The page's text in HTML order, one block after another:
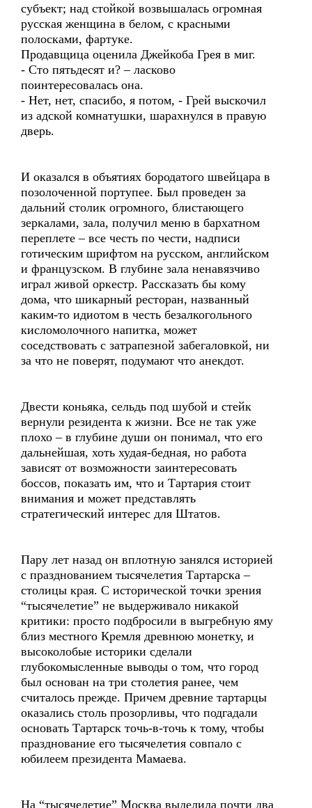
субъект; над стойкой возвышалась огромная
русская женщина в белом, с красными
полосками, фартуке.
Продавщица оценила Джейкоба Грея в миг.
- Сто пятьдесят и? – ласково
поинтересовалась она.
- Нет, нет, спасибо, я потом, - Грей выскочил
из адской комнатушки, шарахнулся в правую
дверь.
И оказался в объятиях бородатого швейцара в
позолоченной портупее. Был проведен за
дальний столик огромного, блистающего
зеркалами, зала, получил меню в бархатном
переплете – все честь по чести, надписи
готическим шрифтом на русском, английском
и французском. В глубине зала ненавязчиво
играл живой оркестр. Рассказать бы кому
дома, что шикарный ресторан, названный
каким-то идиотом в честь безалкогольного
кисломолочного напитка, может
соседствовать с затрапезной забегаловкой, ни
за что не поверят, подумают что анекдот.
Двести коньяка, сельдь под шубой и стейк
вернули резидента к жизни. Все не так уже
плохо – в глубине души он понимал, что его
дальнейшая, хоть худая-бедная, но работа
зависят от возможности заинтересовать
боссов, показать им, что и Тартария стоит
внимания и может представлять
стратегический интерес для Штатов.
Пару лет назад он вплотную занялся историей
с празднованием тысячелетия Тартарска –
столицы края. С исторической точки зрения
“тысячелетие” не выдерживало никакой
критики: просто подбросили в выгребную яму
близ местного Кремля древнюю монетку, и
высоколобые историки сделали
глубокомысленные выводы о том, что город
был основан на три столетия ранее, чем
считалось прежде. Причем древние тартарцы
оказались столь прозорливы, что подгадали
основать Тартарск точь-в-точь к тому, чтобы
празднование его тысячелетия совпало с
юбилеем президента Мамаева.
На “тысячелетие” Москва выделила почти два